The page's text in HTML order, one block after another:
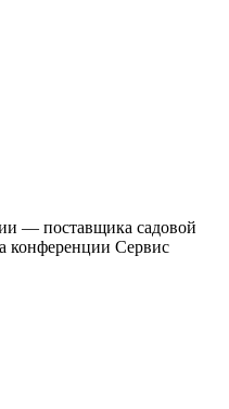
— поставщика садовой
конференции Сервис